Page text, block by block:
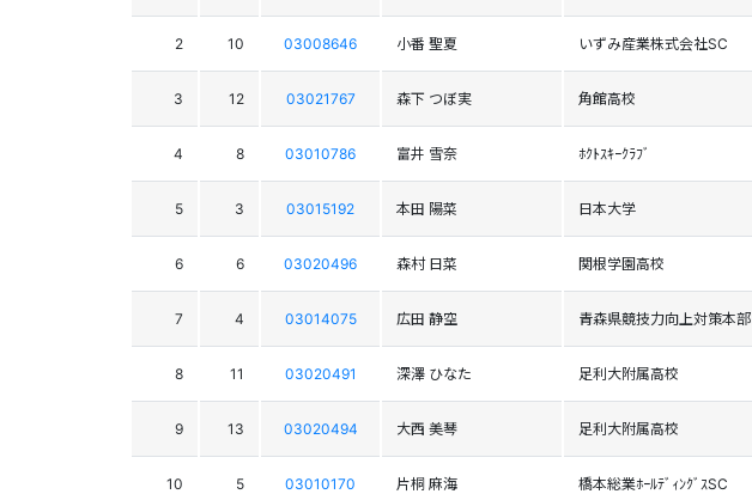
2 10 03008646 小番 聖夏 いずみ産業株式会社SC
3 12 03021767 森下 つぼ実 角館高校
4 8 03010786 富井 雪奈 ﾎｸﾄｽｷｰｸﾗﾌﾞ
5 3 03015192 本田 陽菜 日本大学
6 6 03020496 森村 日菜 関根学園高校
7 4 03014075 広田 静空 青森県競技力向上対策本部
8 11 03020491 深澤 ひなた 足利大附属高校
9 13 03020494 大西 美琴 足利大附属高校
10 5 03010170 片桐 麻海 橋本総業ﾎｰﾙﾃﾞｨﾝｸﾞｽSC